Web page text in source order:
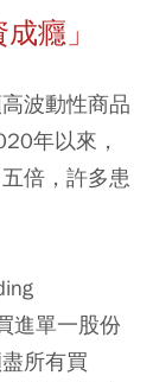
癮」
波動性商品
年以來，
倍，許多患
進單一股份
所有買